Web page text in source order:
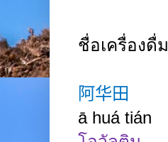
ชื่อเครื่องดื่
阿华田
ā huá tián